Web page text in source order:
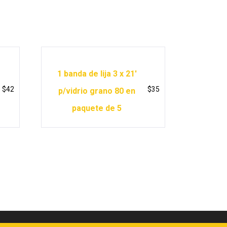
$42
1 banda de lija 3 x 21′
p/vidrio grano 80 en
paquete de 5
$35